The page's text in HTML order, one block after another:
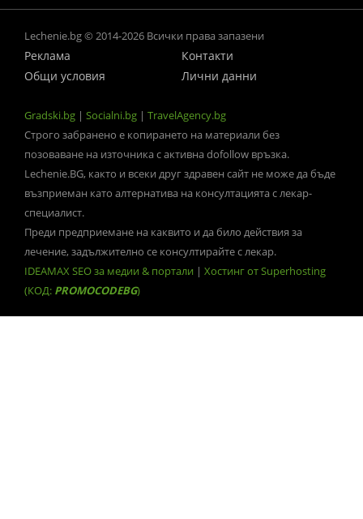
Lechenie.bg © 2014-2026 Всички права запазени
Реклама
Контакти
Общи условия
Лични данни
Gradski.bg | Socialni.bg | TravelAgency.bg
Строго забранено е копирането на материали без
позоваване на източника с активна dofollow връзка.
Lechenie.BG, както и всеки друг здравен сайт не може да бъде
възприеман като алтернатива на консултацията с лекар-
специалист.
Преди предприемане на каквито и да било действия за
лечение, задължително се консултирайте с лекар.
IDEAMAX SEO за медии & портали | Хостинг от Superhosting
(КОД: PROMOCODEBG)